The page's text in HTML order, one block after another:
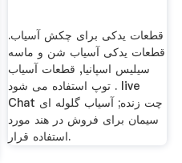
قطعات یدکی برای چکش آسیاب.
قطعات یدکی آسیاب شن و ماسه
سیلیس اسپانیا, قطعات آسیاب
توپ استفاده می شود . live
Chat چت زنده; آسیاب گلوله ای
سیمان برای فروش در هند مورد
استفاده قرار.